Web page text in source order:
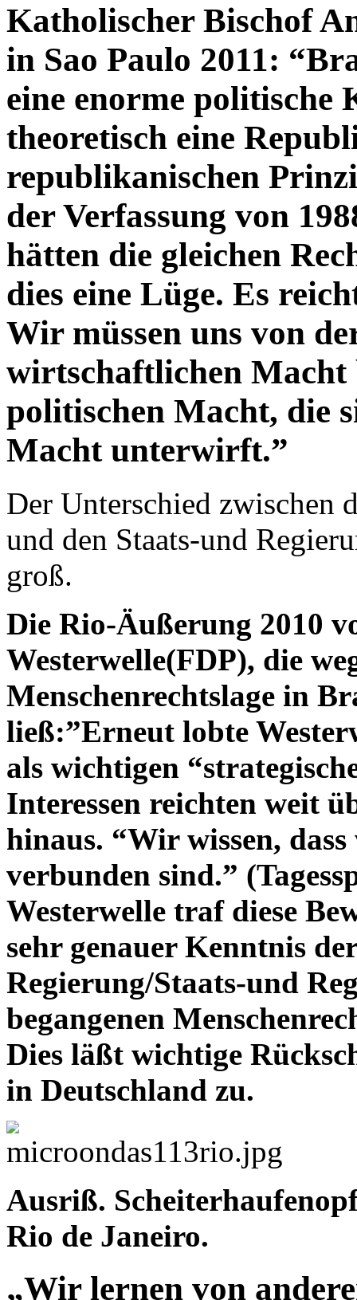
Katholischer Bischof
in Sao Paulo 2011:
eine enorme politische
theoretisch eine
republikanischen
der Verfassung von
hätten die gleichen
dies eine Lüge. Es
Wir müssen uns von
wirtschaftlichen Macht
politischen Macht, die
Macht unterwirft.”
Der Unterschied zwischen
und den Staats-und
groß.
Die Rio-Äußerung 2010
Westerwelle(FDP), die
Menschenrechtslage in
ließ:”Erneut lobte
als wichtigen
Interessen reichten weit
hinaus. “Wir wissen,
verbunden sind.”
Westerwelle traf diese
sehr genauer Kenntnis
Regierung/Staats-und
begangenen
Dies läßt wichtige
in Deutschland zu.
Ausriß.
Rio de Janeiro.
„Wir lernen von